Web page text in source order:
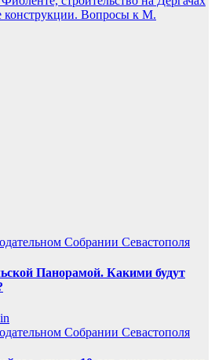
Вопросы к М.
Собрании Севастополя
Панорамой. Какими будут
Собрании Севастополя